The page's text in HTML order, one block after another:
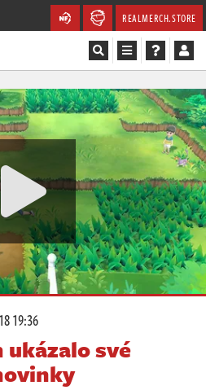
REALMERCH.STORE
19:36
své